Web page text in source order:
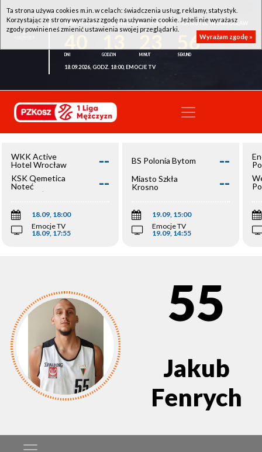
WKK ACTIVE HOTEL WROCŁAW - KSK QEMETICA NOTEĆ INOWROCŁAW
56
18.09.2026, GODZ. 18:00, EMOCJE TV
WKK Active
Hotel Wrocław
--
KSK Qemetica
Noteć
Inowrocław
--
18.09, 18:00
Emocje TV
18.09, 17:55
BS Polonia Bytom --
Miasto Szkła
Krosno
--
19.09, 15:00
Emocje TV
19.09, 14:55
55
Jakub
Fenrych
Ta strona używa cookies m.in. w celach: świadczenia usług, reklamy, statystyk.
Korzystając ze strony wyrażasz zgodę na używanie cookie. Jeżeli nie wyrażasz
zgody powinieneś zmienić ustawienia swojej przeglądarki.
Wyrażam zgodę »